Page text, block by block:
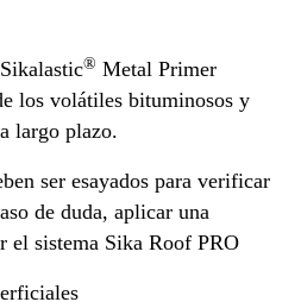
® Metal Primer
los volátiles bituminosos y
largo plazo.
ser esayados para verificar
de duda, aplicar una
el sistema Sika Roof PRO